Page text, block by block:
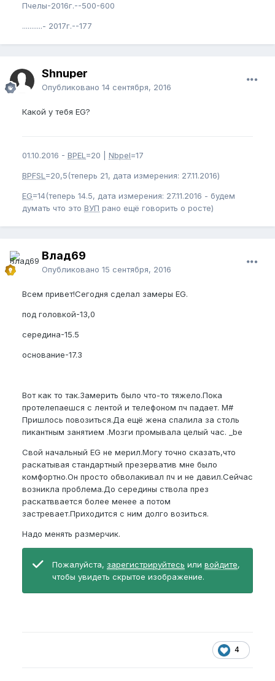
Пчелы-2016г.--500-600
...........- 2017г.--177
Shnuper
Опубликовано 14 сентября, 2016
Какой у тебя EG?
01.10.2016 - BPEL =20 | Nbpel=17
BPFSL =20,5(теперь 21, дата измерения: 27.11.2016)
EG=14(теперь 14.5, дата измерения: 27.11.2016 - будем
думать что это ВУП рано ещё говорить о росте)
Влад69
Опубликовано 15 сентября, 2016
Всем привет!Сегодня сделал замеры EG.
под головкой-13,0
середина-15.5
основание-17.3
Вот как то так.Замерить было что-то тяжело.Пока
протелепаешся с лентой и телефоном пч падает. M#
Пришлось повозиться.Да ещё жена спалила за столь
пикантным занятием .Мозги промывала целый час. _be
Свой начальный EG не мерил.Могу точно сказать,что
раскатывая стандартный презерватив мне было
комфортно.Он просто обволакивал пч и не давил.Сейчас
возникла проблема.До середины ствола през
раскатввается более менее а потом
застревает.Приходится с ним долго возиться.
Надо менять размерчик.
Пожалуйста, зарегистрируйтесь или войдите,
чтобы увидеть скрытое изображение.
4